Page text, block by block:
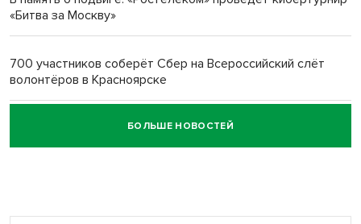
«Битва за Москву»
700 участников соберёт Сбер на Всероссийский слёт
волонтёров в Красноярске
Честный выбор: видеонаблюдение обеспечит
объективность результатов ЕДГ в Новосибирской
БОЛЬШЕ НОВОСТЕЙ